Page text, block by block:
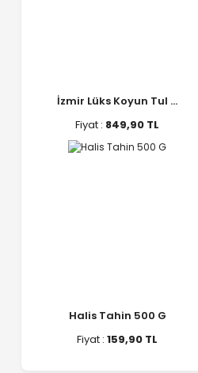
İzmir Lüks Koyun Tul ...
Fiyat : 849,90 TL
Halis Tahin 500 G
Fiyat : 159,90 TL